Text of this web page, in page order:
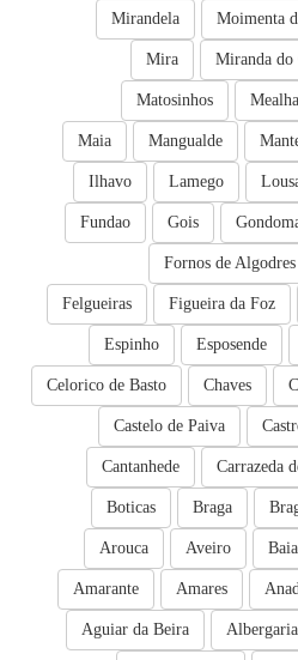
Moimenta
Mirandela
Miranda do
Mira
Matosinhos
Mangualde
Maia
Lamego
Ilhavo
Gois
Fundao
Fornos de Algodres
Figueira da Foz
Felgueiras
Esposende
Espinho
Chaves
Celorico de Basto
Castelo de Paiva
Carrazeda
Cantanhede
Braga
Boticas
Aveiro
Arouca
Amares
Amarante
Aguiar da Beira